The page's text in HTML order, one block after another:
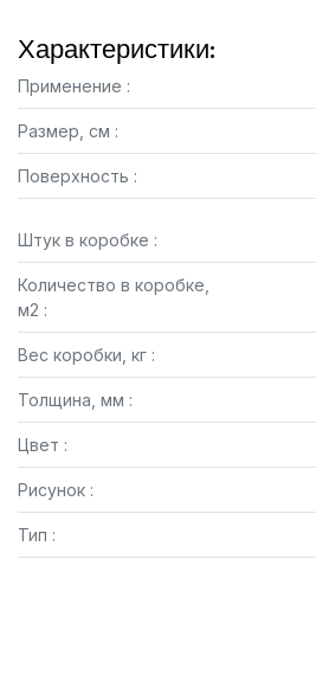
Характеристики:
Применение :
Размер, см :
Поверхность :
Штук в коробке :
Количество в коробке,
м2 :
Вес коробки, кг :
Толщина, мм :
Цвет :
Рисунок :
Тип :